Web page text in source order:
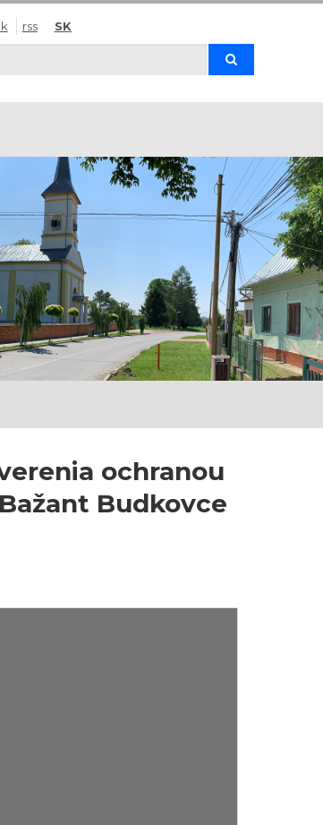
rss SK
ochranou
Budkovce